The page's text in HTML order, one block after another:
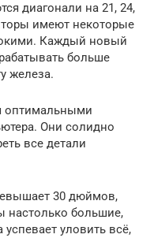
диагонали на 21, 24,
имеют некоторые
Каждый новый
больше
железа.
оптимальными
Они солидно
все детали
30 дюймов,
настолько большие,
успевает уловить всё,